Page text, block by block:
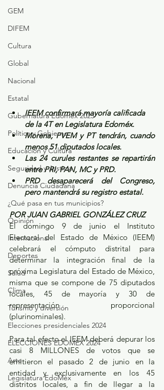
GEM
DIFEM
Cultura
Global
Nacional
Estatal
Gubernatura Edoméx 2023
Política y Gobierno
Educación y Cultura
Seguridad y Justicia
Denuncia Ciudadana
¿Qué pasa en tus municipios?
Opinión
Internacional
Deportes
Salud
Clima
Turismo y diversión
Elecciones presidenciales 2024
ELECCIONES EDOMEX 2024
Arte
Legislatura EdoMéx
IEEM confirmará mayoría calificada
de la 4T en Legislatura Edoméx.
Morena, PVEM y PT tendrán, cuando
menos 51 diputados locales.
Las 24 curules restantes se repartirán
entre PRI, PAN, MC y PRD.
PRD desaparecerá del Congreso,
pero mantendrá su registro estatal.
POR JUAN GABRIEL GONZÁLEZ CRUZ
El domingo 9 de junio el Instituto
Electoral del Estado de México (IEEM)
celebrará el cómputo distrital para
determinar la integración final de la
próxima Legislatura del Estado de México,
misma que se compone de 75 diputados
locales, 45 de mayoría y 30 de
representación proporcional
(plurinominales).
Para tal efecto el IEEM deberá depurar los
casi 8 MILLONES de votos que se
emitieron el pasado 2 de junio en la
entidad y exclusivamente en los 45
distritos locales, a fin de llegar a la